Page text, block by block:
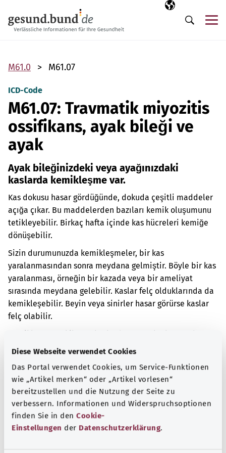
Diese Webseite verwendet Cookies
Das Portal verwendet Cookies, um Service-Funktionen
wie „Artikel merken“ oder „Artikel vorlesen“
bereitzustellen und die Nutzung der Seite zu
verbessern. Informationen und Widerspruchsoptionen
finden Sie in den Cookie-
Einstellungen der Datenschutzerklärung.
Seçili dil
TR
Arama
M61.0 M61.07
ICD-Code
M61.07: Travmatik miyozitis
ossifikans, ayak bileği ve
ayak
Ayak bileğinizdeki veya ayağınızdaki
kaslarda kemikleşme var.
Kas dokusu hasar gördüğünde, dokuda çeşitli maddeler
açığa çıkar. Bu maddelerden bazıları kemik oluşumunu
tetikleyebilir. Birkaç hafta içinde kas hücreleri kemiğe
dönüşebilir.
Sizin durumunuzda kemikleşmeler, bir kas
yaralanmasından sonra meydana gelmiştir. Böyle bir kas
yaralanması, örneğin bir kazada veya bir ameliyat
sırasında meydana gelebilir. Kaslar felç olduklarında da
kemikleşebilir. Beyin veya sinirler hasar görürse kaslar
felç olabilir.
Kemikleşme, etkilenen kaslarda sert noktalara neden
olabilir. Bu nedenle bu bölgede ağrı yaşanabilir. Bu
gibi hareket ettiremeyebilirsiniz.
Ek kodlar